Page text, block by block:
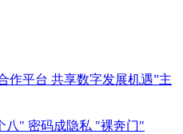
作平台 共享数字发展机遇”主
八" 密码成隐私 "裸奔门"